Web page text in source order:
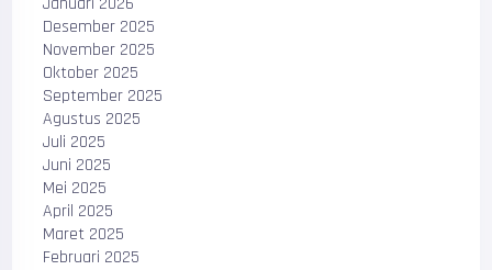
Desember 2025
November 2025
Oktober 2025
September 2025
Agustus 2025
Juli 2025
Juni 2025
Mei 2025
April 2025
Maret 2025
Februari 2025